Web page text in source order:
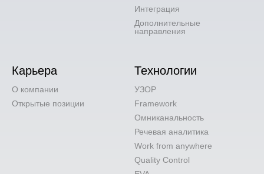
Интеграция
Дополнительные
направления
Карьера
О компании
Открытые позиции
Технологии
УЗОР
Framework
Омниканальность
Речевая аналитика
Work from anywhere
Quality Control